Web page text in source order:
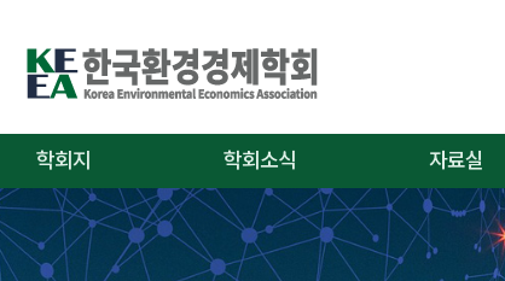
학회지
논문투고 안내
논문투고 규정
학회소식
공지사항
학술대회/행사
자료실
연구윤리 규정
편집위원회 규정